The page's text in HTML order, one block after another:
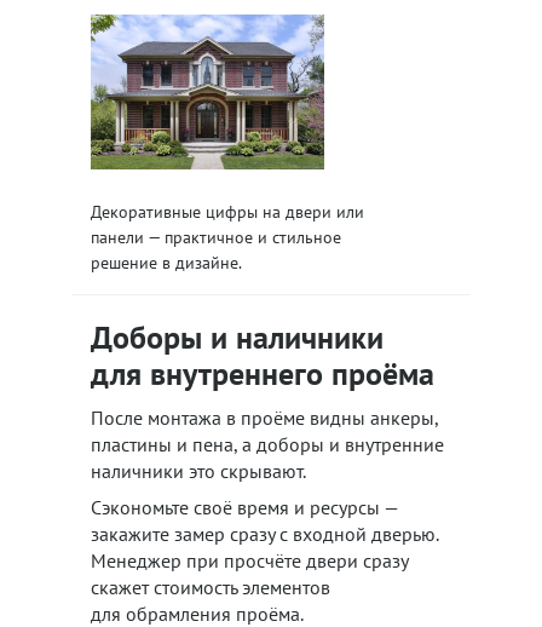
Декоративные цифры на двери или
панели — практичное и стильное
решение в дизайне.
Доборы и наличники
для внутреннего проёма
После монтажа в проёме видны анкеры,
пластины и пена, а доборы и внутренние
наличники это скрывают.
Сэкономьте своё время и ресурсы —
закажите замер сразу с входной дверью.
Менеджер при просчёте двери сразу
скажет стоимость элементов
для обрамления проёма.